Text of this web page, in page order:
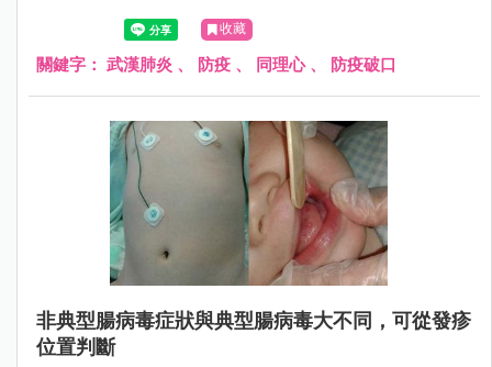
的擴散。在武漢肺炎確診人數突破三位數之後，此時是相當
關鍵的時刻，「急診室小兒科醫師Dr. E」也分享了一段文
章，呼籲大家切勿掉以輕心......
收藏
關鍵字： 武漢肺炎 、 防疫 、 同理心、 防疫破口
非典型腸病毒症狀與典型腸病毒大不同，可從發疹
位置判斷